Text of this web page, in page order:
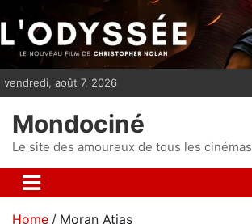
i
p
n
vendredi, août 7, 2026
Mondociné
Le site des amoureux de tous les cinémas
Home Moran Atias